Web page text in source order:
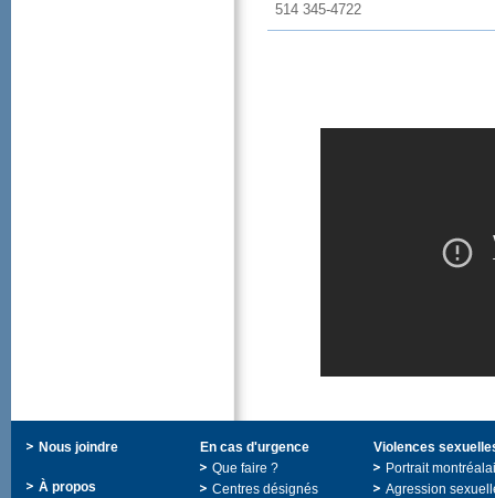
514345-4722
Nousjoindre
Àpropos
Encasd'urgence
Quefaire?
Centresdésignés